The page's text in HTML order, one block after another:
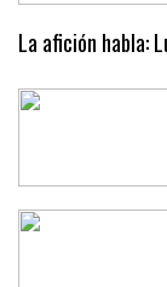
La afición habla: